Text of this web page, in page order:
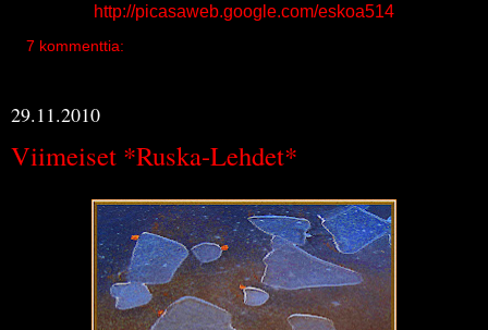
http://picasaweb.google.com/eskoa514
7 kommenttia:
29.11.2010
Viimeiset *Ruska-Lehdet*